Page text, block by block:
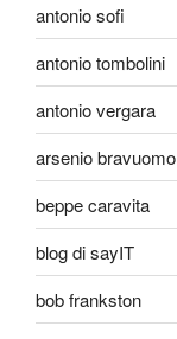
antonio sofi
antonio tombolini
antonio vergara
arsenio bravuomo
beppe caravita
blog di sayIT
bob frankston